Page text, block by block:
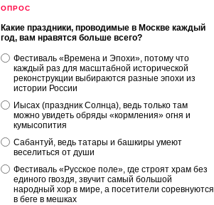
ОПРОС
Какие праздники, проводимые в Москве каждый
год, вам нравятся больше всего?
Фестиваль «Времена и Эпохи», потому что
каждый раз для масштабной исторической
реконструкции выбираются разные эпохи из
истории России
Иысах (праздник Солнца), ведь только там
можно увидеть обряды «кормления» огня и
кумысопития
Сабантуй, ведь татары и башкиры умеют
веселиться от души
Фестиваль «Русское поле», где строят храм без
единого гвоздя, звучит самый большой
народный хор в мире, а посетители соревнуются
в беге в мешках